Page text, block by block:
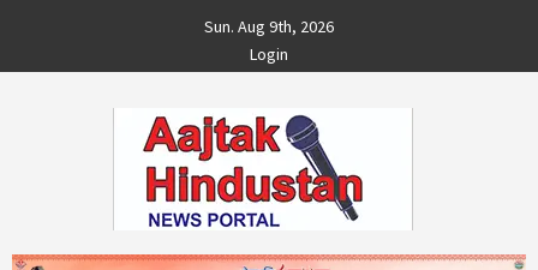
content
Sun. Aug 9th, 2026
Login